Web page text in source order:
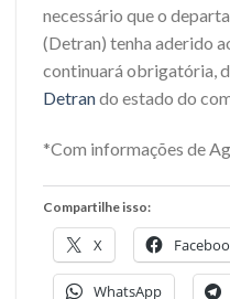
necessário que o
(Detran) tenha aderido
continuará obrigatória,
Detrando estado do
*Com informações de
Compartilhe isso:
X
WhatsApp